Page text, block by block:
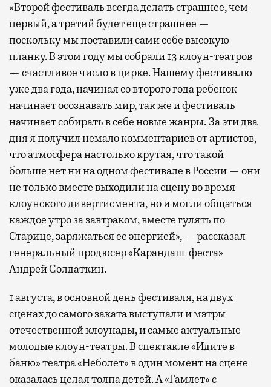
«Второй фестиваль всегда делать страшнее, чем
первый, а третий будет еще страшнее —
поскольку мы поставили сами себе высокую
планку. В этом году мы собрали 13 клоун-театров
— счастливое число в цирке. Нашему фестивалю
уже два года, начиная со второго года ребенок
начинает осознавать мир, так же и фестиваль
начинает собирать в себе новые жанры. За эти два
дня я получил немало комментариев от артистов,
что атмосфера настолько крутая, что такой
больше нет ни на одном фестивале в России — они
не только вместе выходили на сцену во время
клоунского дивертисмента, но и могли общаться
каждое утро за завтраком, вместе гулять по
Старице, заряжаться ее энергией», — рассказал
генеральный продюсер «Карандаш-феста»
Андрей Солдаткин.
1 августа, в основной день фестиваля, на двух
сценах до самого заката выступали и мэтры
отечественной клоунады, и самые актуальные
молодые клоун-театры. В спектакле «Идите в
баню» театра «Неболет» в один момент на сцене
оказалась целая толпа детей. А «Гамлет» с